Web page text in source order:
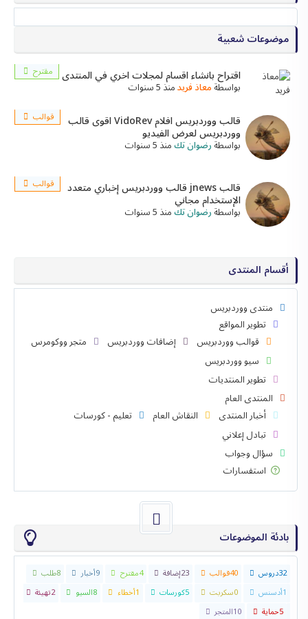
موضوعات شعبية
مقترح اقتراح بانشاء اقسام لمجلات اخري في المنتدى
بواسطةمعاذ فريدمنذ 5 سنوات
قوالب قالب ووردبريس افلام VidoRev اقوى قالب
ووردبريس لعرض الفيديو
بواسطةرضوان تكمنذ 5 سنوات
قوالب قالب jnews قالب ووردبريس إخباري متعدد
الإستخدام مجاني
بواسطةرضوان تكمنذ 5 سنوات
أقسام المنتدى
منتدى ووردبريس
تطوير المواقع
قوالب ووردبريس
إضافات ووردبريس
متجر ووكومرس
سيو ووردبريس
تطوير المنتديات
المنتدى العام
أخبار المنتدى
النقاش العام
تعليم - كورسات
تبادل إعلاني
سؤال وجواب
استفسارات
بادئة الموضوعات
32دروس 40قوالب 23إضافة 4مقترح 9أخبار 8طلب
1أدسنس 0سكربت 5كورسات 1أخطاء 8السيو 2تهيئة
5حماية 10المتجر